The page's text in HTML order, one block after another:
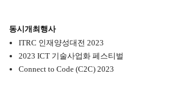
동시개최행사
ITRC 인재양성대전 2023
2023 ICT 기술사업화 페스티벌
Connect to Code (C2C) 2023